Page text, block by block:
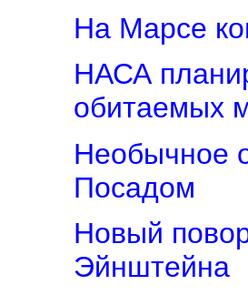
На Марсе
НАСА
обитаемых
Необычное
Посадом
Новый
Эйнштейна